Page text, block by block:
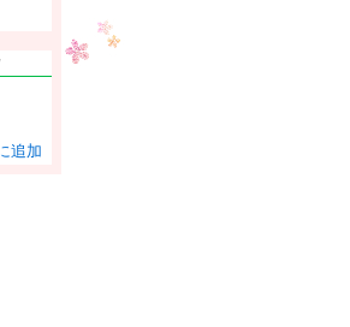
追加